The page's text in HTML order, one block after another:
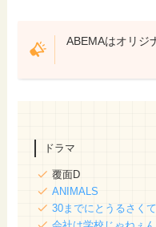
ABEMAはオリジ
ドラマ
覆面D
ANIMALS
30までにとうるさくて